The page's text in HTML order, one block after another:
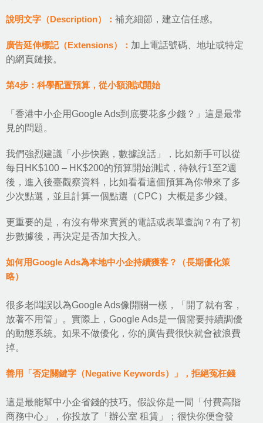
說明文字（Description）： 補充細節，建立信任感。
廣告延伸標記（Extensions）： 加上電話號碼、地址或特定
的網頁鏈接。
第4步：科學配置預算，從小額測試開始
「香港中小企用Google Ads到底要花多少錢？」這是最常
見的問題。
我們強烈建議「小步快跑，數據說話」，比如新手可以從
每日HK$100 – HK$200的預算開始測試，待執行1至2週
後，進入後臺觀察資料，比如看看這個預算為你帶來了多
少次點選，並且計算一個點選（CPC）大概是多少錢。
更重要的是，有沒有帶來實質的電話或表單查詢？有了初
步數據後，再決定是否加大投入。
如何用Google Ads為本地中小企持續獲客？（長期優化策
略）
很多老闆誤以為Google Ads像開關一樣，「開了就有客，
放著不用管」。實際上，Google Ads是一個需要持續調優
的動態系統。如果不做優化，你的廣告費很快就會被浪費
掉。
善用「否定關鍵字（Negative Keywords）」，拒絕冤枉錢
這是最能幫中小企省錢的技巧。假設你是一間「付費高階
商務中心」，你投放了「辦公室 租賃」；很快你便會發